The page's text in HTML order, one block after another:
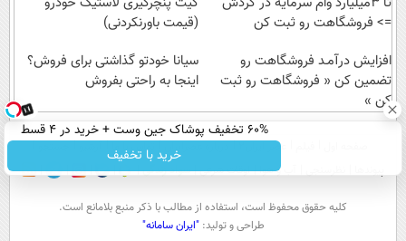
محصول
خدماتت
رو
=> فروشگاهت رو ثبت کن
(قیمت باورنکردنی)
افزایش درآمـد فروشگاهت رو
تضمین کن « فروشگاهت رو ثبت
کن »
سیانا خودتو گذاشتی برای فروش؟
اینجا به راحتی بفروش
60% تخفیف پوشاک جین وست + خرید در 4 قسط
خرید با تخفیف
عصر ایران۲ درباره عصرایران تماس با ما
آب و هوا اوقات شرعی سواد زندگی
كليه حقوق محفوظ است، استفاده از مطالب با ذكر منبع بلامانع است.
طراحی و تولید:"ایران سامانه"